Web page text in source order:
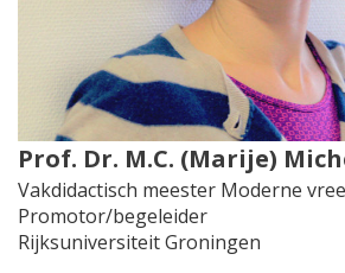
Prof. Dr. M.C. (Marije)
Vakdidactisch meester Moderne
Promotor/begeleider
Rijksuniversiteit Groningen